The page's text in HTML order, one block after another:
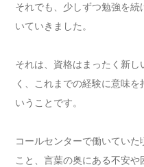
それでも、少しずつ勉強を
いていきました。
それは、資格はまったく新
く、これまでの経験に意味
いうことです。
コールセンターで働いていた
こと、言葉の奥にある不安